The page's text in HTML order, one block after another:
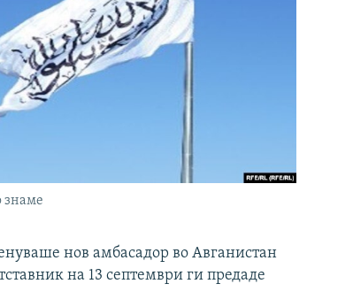
знаме
нов амбасадор во Авганистан
на 13 септември ги предаде